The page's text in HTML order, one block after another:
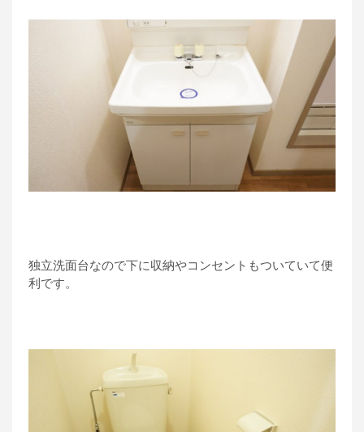
独立洗面台なので下に収納やコンセントもついていて便
利です。